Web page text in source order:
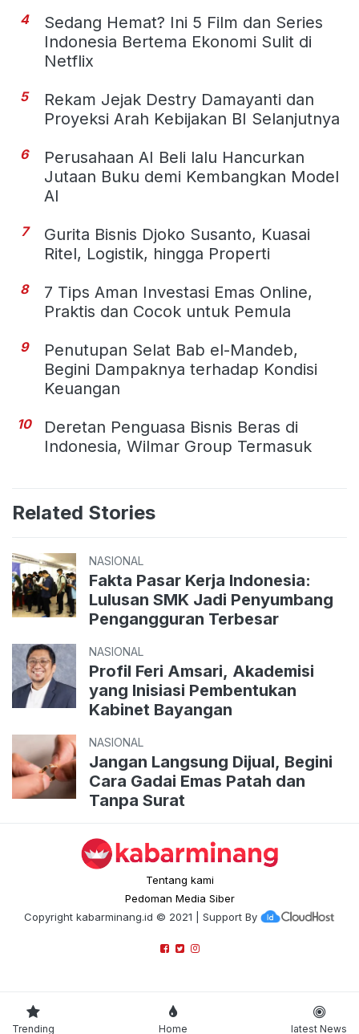
4
Sedang Hemat? Ini 5 Film dan Series
Indonesia Bertema Ekonomi Sulit di
Netflix
5
Rekam Jejak Destry Damayanti dan
Proyeksi Arah Kebijakan BI Selanjutnya
6
Perusahaan AI Beli lalu Hancurkan
Jutaan Buku demi Kembangkan Model
AI
7
Gurita Bisnis Djoko Susanto, Kuasai
Ritel, Logistik, hingga Properti
8
7 Tips Aman Investasi Emas Online,
Praktis dan Cocok untuk Pemula
9
Penutupan Selat Bab el-Mandeb,
Begini Dampaknya terhadap Kondisi
Keuangan
10
Deretan Penguasa Bisnis Beras di
Indonesia, Wilmar Group Termasuk
Related Stories
NASIONAL
Fakta Pasar Kerja Indonesia:
Lulusan SMK Jadi Penyumbang
Pengangguran Terbesar
NASIONAL
Profil Feri Amsari, Akademisi
yang Inisiasi Pembentukan
Kabinet Bayangan
NASIONAL
Jangan Langsung Dijual, Begini
Cara Gadai Emas Patah dan
Tanpa Surat
Tentang kami
Pedoman Media Siber
Copyright kabarminang.id © 2021 | Support By
Trending Home latest News